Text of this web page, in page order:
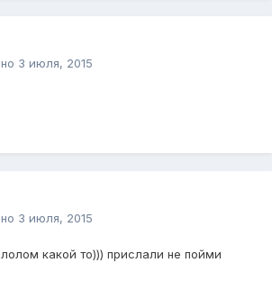
3 июля, 2015
3 июля, 2015
какой то))) прислали не пойми